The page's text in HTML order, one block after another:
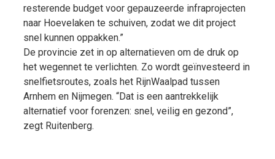
resterende budget voor gepauzeerde infraprojecten
naar Hoevelaken te schuiven, zodat we dit project
snel kunnen oppakken.”
De provincie zet in op alternatieven om de druk op
het wegennet te verlichten. Zo wordt geïnvesteerd in
snelfietsroutes, zoals het RijnWaalpad tussen
Arnhem en Nijmegen. “Dat is een aantrekkelijk
alternatief voor forenzen: snel, veilig en gezond”,
zegt Ruitenberg.